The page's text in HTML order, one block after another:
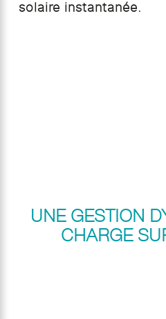
solaire instantanée.
UNE GESTION
CHARGE